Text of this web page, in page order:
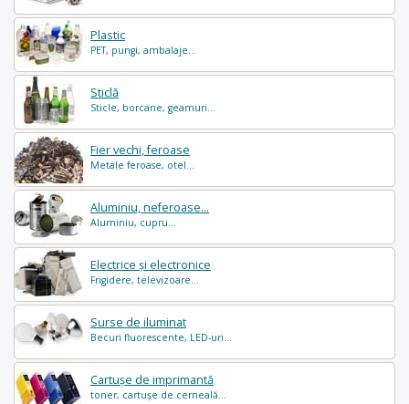
Plastic
PET, pungi, ambalaje...
Sticlă
Sticle, borcane, geamuri...
Fier vechi, feroase
Metale feroase, otel...
Aluminiu, neferoase...
Aluminiu, cupru...
Electrice și electronice
Frigidere, televizoare...
Surse de iluminat
Becuri fluorescente, LED-uri...
Cartușe de imprimantă
toner, cartușe de cerneală...